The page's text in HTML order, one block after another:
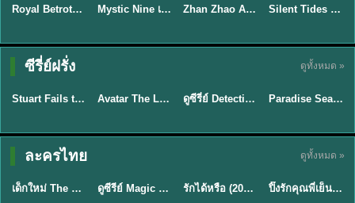
★9 Royal Betrothal (2026) สัญญาวิวาห์แห่งราชวงศ์ พากย์ไทย ซับไทย EP1-32 ★9 Mystic Nine เก้าสกุล (2026) พากย์ไทย ซับไทย EP.1-30 ★5 Zhan Zhao Adventures จั่นเจาตะลุยยุทธภพ (2026) พากย์ไทย ซับไทย EP.1-37 (จบ) ★9.5 Silent Tides คลื่นลมลวง (2025) พากย์ไทย ซับไทย EP.1-31
ซีรี่ย์ฝรั่ง ดูทั้งหมด »
★9.3
พากย์ไทย
Stuart Fails to Save the Universe สจ๊วตล่มแผนกู้จักรวาล (2026) พากย์ไทย ซับไทย EP.1-10 ★7.8 EP.7Avatar The Last Airbender 2 เณรน้อยเจ้าอภินิหาร พากย์ไทย EP.9ดูซีรี่ย์ Detective Hole (2026) พากย์ไทย HD ฟรี อัปเดตล่าสุด Netflix EP.8
พากย์ไทย
Paradise Season 2 (2026) พากย์ไทย EP1-8 ดูซีรี่ย์ฝรั่ง HD ครบทุกตอน
ละครไทย ดูทั้งหมด »
★ 8 EP.6
พากย์ไทย
เด็กใหม่ The Reset 2026 EP1-6 พากย์ไทย ดูซีรี่ย์ Netflix ล่าสุด HD ดูซีรีย์ Magic Move (2026) ทำนายทายรัก Thai EP.1-10 HD รักได้หรือ (2026) YOUNG Let's Begin Again พากย์ไทย EP.1-19 ★8
พากย์ไทย
ปิ๊งรักคุณพี่เย็นชา (2026) Frozen Valentine EP.1-10 (จบ)